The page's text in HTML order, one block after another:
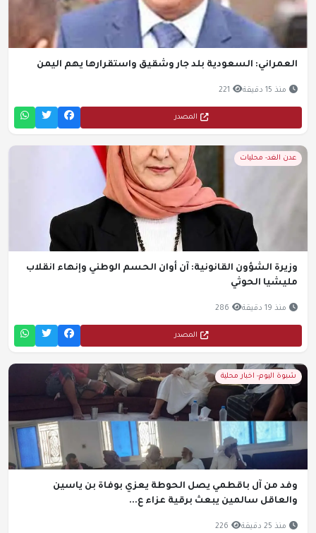
العمراني: السعودية بلد جار وشقيق واستقرارها يهم اليمن
منذ 15 دقيقة 221
المصدر
عدن الغد- محليات
وزيرة الشؤون القانونية: آن أوان الحسم الوطني وإنهاء انقلاب
مليشيا الحوثي
منذ 19 دقيقة 286
المصدر
شبوة اليوم- اخبار محلية
وفد من آل باقطمي يصل الحوطة يعزي بوفاة بن ياسين
والعاقل سالمين يبعث برقية عزاء ع...
منذ 25 دقيقة 226